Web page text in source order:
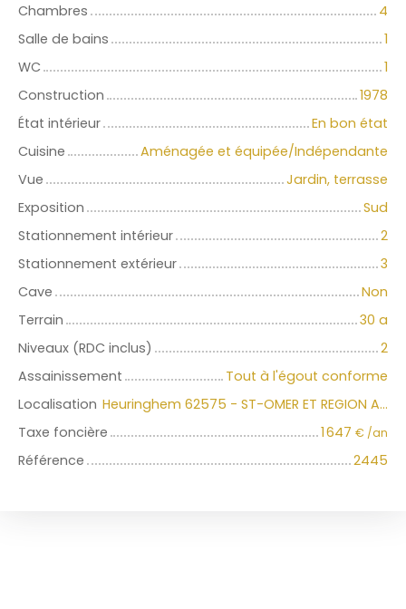
Chambres
4
Salle de bains
1
WC
1
Construction
1978
État intérieur
En bon état
Cuisine
Aménagée et équipée/Indépendante
Vue
Jardin, terrasse
Exposition
Sud
Stationnement intérieur
2
Stationnement extérieur
3
Cave
Non
Terrain
30 a
Niveaux (RDC inclus)
2
Assainissement
Tout à l'égout conforme
Localisation
Heuringhem 62575 - ST-OMER ET REGION AUDOMAROISE
Taxe foncière
1 647 € /an
Référence 2445